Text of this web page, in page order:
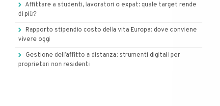
Affittare a studenti, lavoratori o expat: quale target rende
di più?
Rapporto stipendio costo della vita Europa: dove conviene
vivere oggi
Gestione dell’affitto a distanza: strumenti digitali per
proprietari non residenti